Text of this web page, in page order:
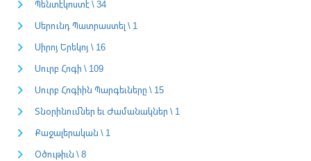
Պենտէկոստէ \ 34
Սերունդ Պատրաստել \ 1
Սիրոյ Երեկոյ \ 16
Սուրբ Հոգի \ 109
Սուրբ Հոգիին Պարգեւները \ 15
Տնօրինումներ եւ Ժամանակներ \ 1
Քաջալերական \ 1
Օծութիւն \ 8